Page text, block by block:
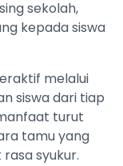
sekolah,
kepada siswa
melalui
siswa dari tiap
turut
tamu yang
syukur.